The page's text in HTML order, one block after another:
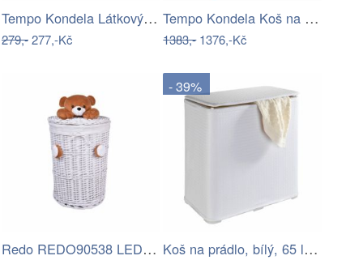
Tempo Kondela Látkový koš na prádlo…
279,-277,-Kč
Tempo Kondela Koš na prádlo MENORK -…
1383,-1376,-Kč
Redo REDO90538 LED venkovní nástěnné…
- 39%
Koš na prádlo, bílý, 65 l, plastový,…